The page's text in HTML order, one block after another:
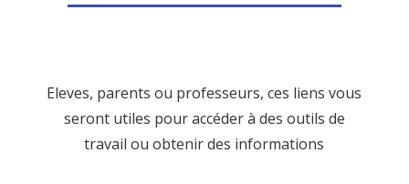
Eleves, parents ou professeurs, ces liens vous
seront utiles pour accéder à des outils de
travail ou obtenir des informations